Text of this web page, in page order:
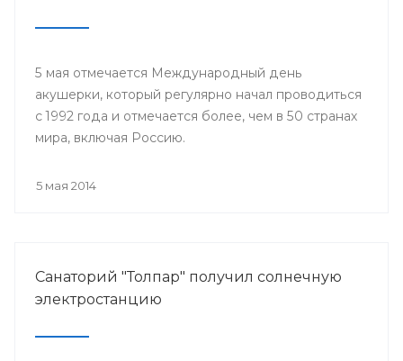
5 мая отмечается Международный день
акушерки, который регулярно начал проводиться
с 1992 года и отмечается более, чем в 50 странах
мира, включая Россию.
5 мая 2014
Санаторий "Толпар" получил солнечную
электростанцию